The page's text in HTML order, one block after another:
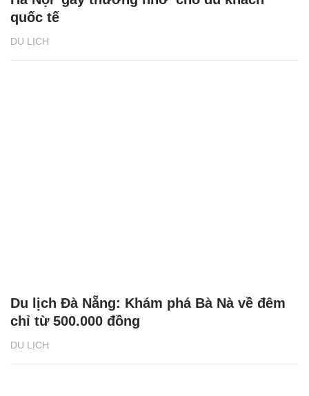
DU LỊCH
quốc tế
DU LỊCH
Du lịch Đà Nẵng: Khám phá Bà Nà về đêm
chỉ từ 500.000 đồng